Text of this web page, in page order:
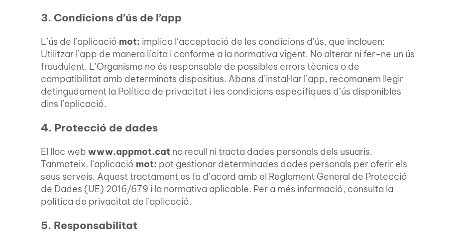
3. Condicions d’ús de l’app
L’ús de l’aplicació mot: implica l’acceptació de les condicions d’ús, que inclouen:
Utilitzar l’app de manera lícita i conforme a la normativa vigent. No alterar ni fer-ne un ús
fraudulent. L’Organisme no és responsable de possibles errors tècnics o de
compatibilitat amb determinats dispositius. Abans d’instal·lar l’app, recomanem llegir
detingudament la Política de privacitat i les condicions específiques d’ús disponibles
dins l’aplicació.
4. Protecció de dades
El lloc web www.appmot.cat no recull ni tracta dades personals dels usuaris.
Tanmateix, l’aplicació mot: pot gestionar determinades dades personals per oferir els
seus serveis. Aquest tractament es fa d’acord amb el Reglament General de Protecció
de Dades (UE) 2016/679 i la normativa aplicable. Per a més informació, consulta la
política de privacitat de l'aplicació.
5. Responsabilitat